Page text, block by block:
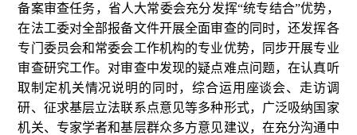
备案审查任务，省人大常委会充分发挥“统专结合”优势，
在法工委对全部报备文件开展全面审查的同时，还发挥各
专门委员会和常委会工作机构的专业优势，同步开展专业
审查研究工作。对审查中发现的疑点难点问题，在认真听
取制定机关情况说明的同时，综合运用座谈会、走访调
研、征求基层立法联系点意见等多种形式，广泛吸纳国家
机关、专家学者和基层群众多方意见建议，在充分沟通中